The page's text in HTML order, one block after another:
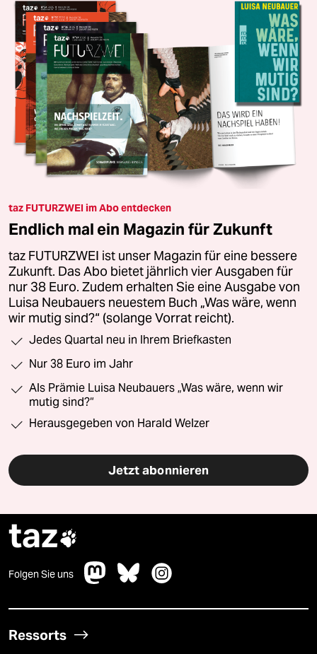
taz FUTURZWEI im Abo entdecken
Endlich mal ein Magazin für Zukunft
taz FUTURZWEI ist unser Magazin für eine bessere
Zukunft. Das Abo bietet jährlich vier Ausgaben für
nur 38 Euro. Zudem erhalten Sie eine Ausgabe von
Luisa Neubauers neuestem Buch „Was wäre, wenn
wir mutig sind?“ (solange Vorrat reicht).
Jedes Quartal neu in Ihrem Briefkasten
Nur 38 Euro im Jahr
Als Prämie Luisa Neubauers „Was wäre, wenn wir
mutig sind?“
Herausgegeben von Harald Welzer
Jetzt abonnieren
taz
Folgen Sie uns
Ressorts